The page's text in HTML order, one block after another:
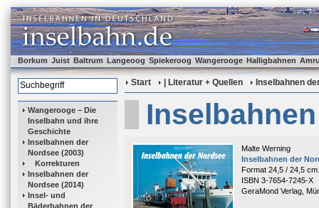
Borkum Juist Baltrum Langeoog Spiekeroog Wangerooge Halligbahnen
Wangerooge – Die
Inselbahn und ihre
Geschichte
Inselbahnen der
Nordsee (2003)
Korrekturen
Inselbahnen der
Nordsee (2014)
Insel- und
Bäderbahnen der
Start | Literatur + Quellen Inselbahnen
Malte Werning
Inselbahnen der
Format 24,5 / 24,5
ISBN 3-7654-7245-X
GeraMond Verlag,